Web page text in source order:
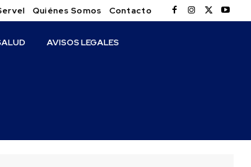
Quiénes Somos Contacto
AVISOS LEGALES